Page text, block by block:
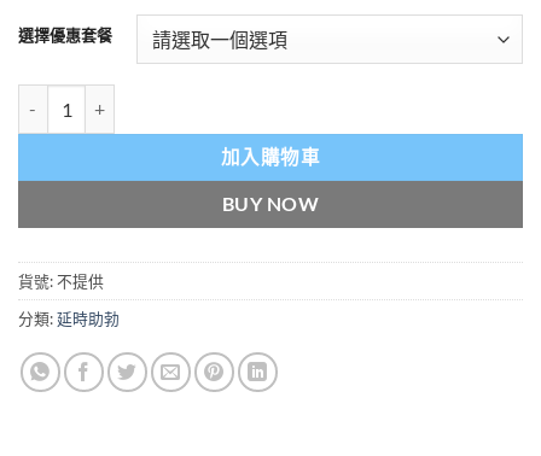
$459.00
through
選擇優惠套餐
加入購物車
BUY NOW
貨號:不提供
分類:延時助勃